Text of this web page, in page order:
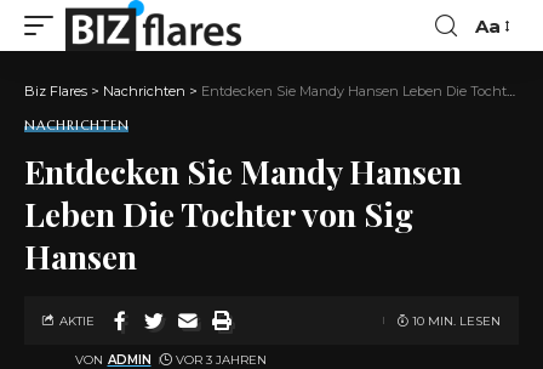
Aa
Biz Flares > Nachrichten > Entdecken Sie Mandy Hansen Leben Die Tochter von Sig Hansen
NACHRICHTEN
Entdecken Sie Mandy Hansen
Leben Die Tochter von Sig
Hansen
VON ADMIN VOR 3 JAHREN
AKTIE 10 MIN. LESEN